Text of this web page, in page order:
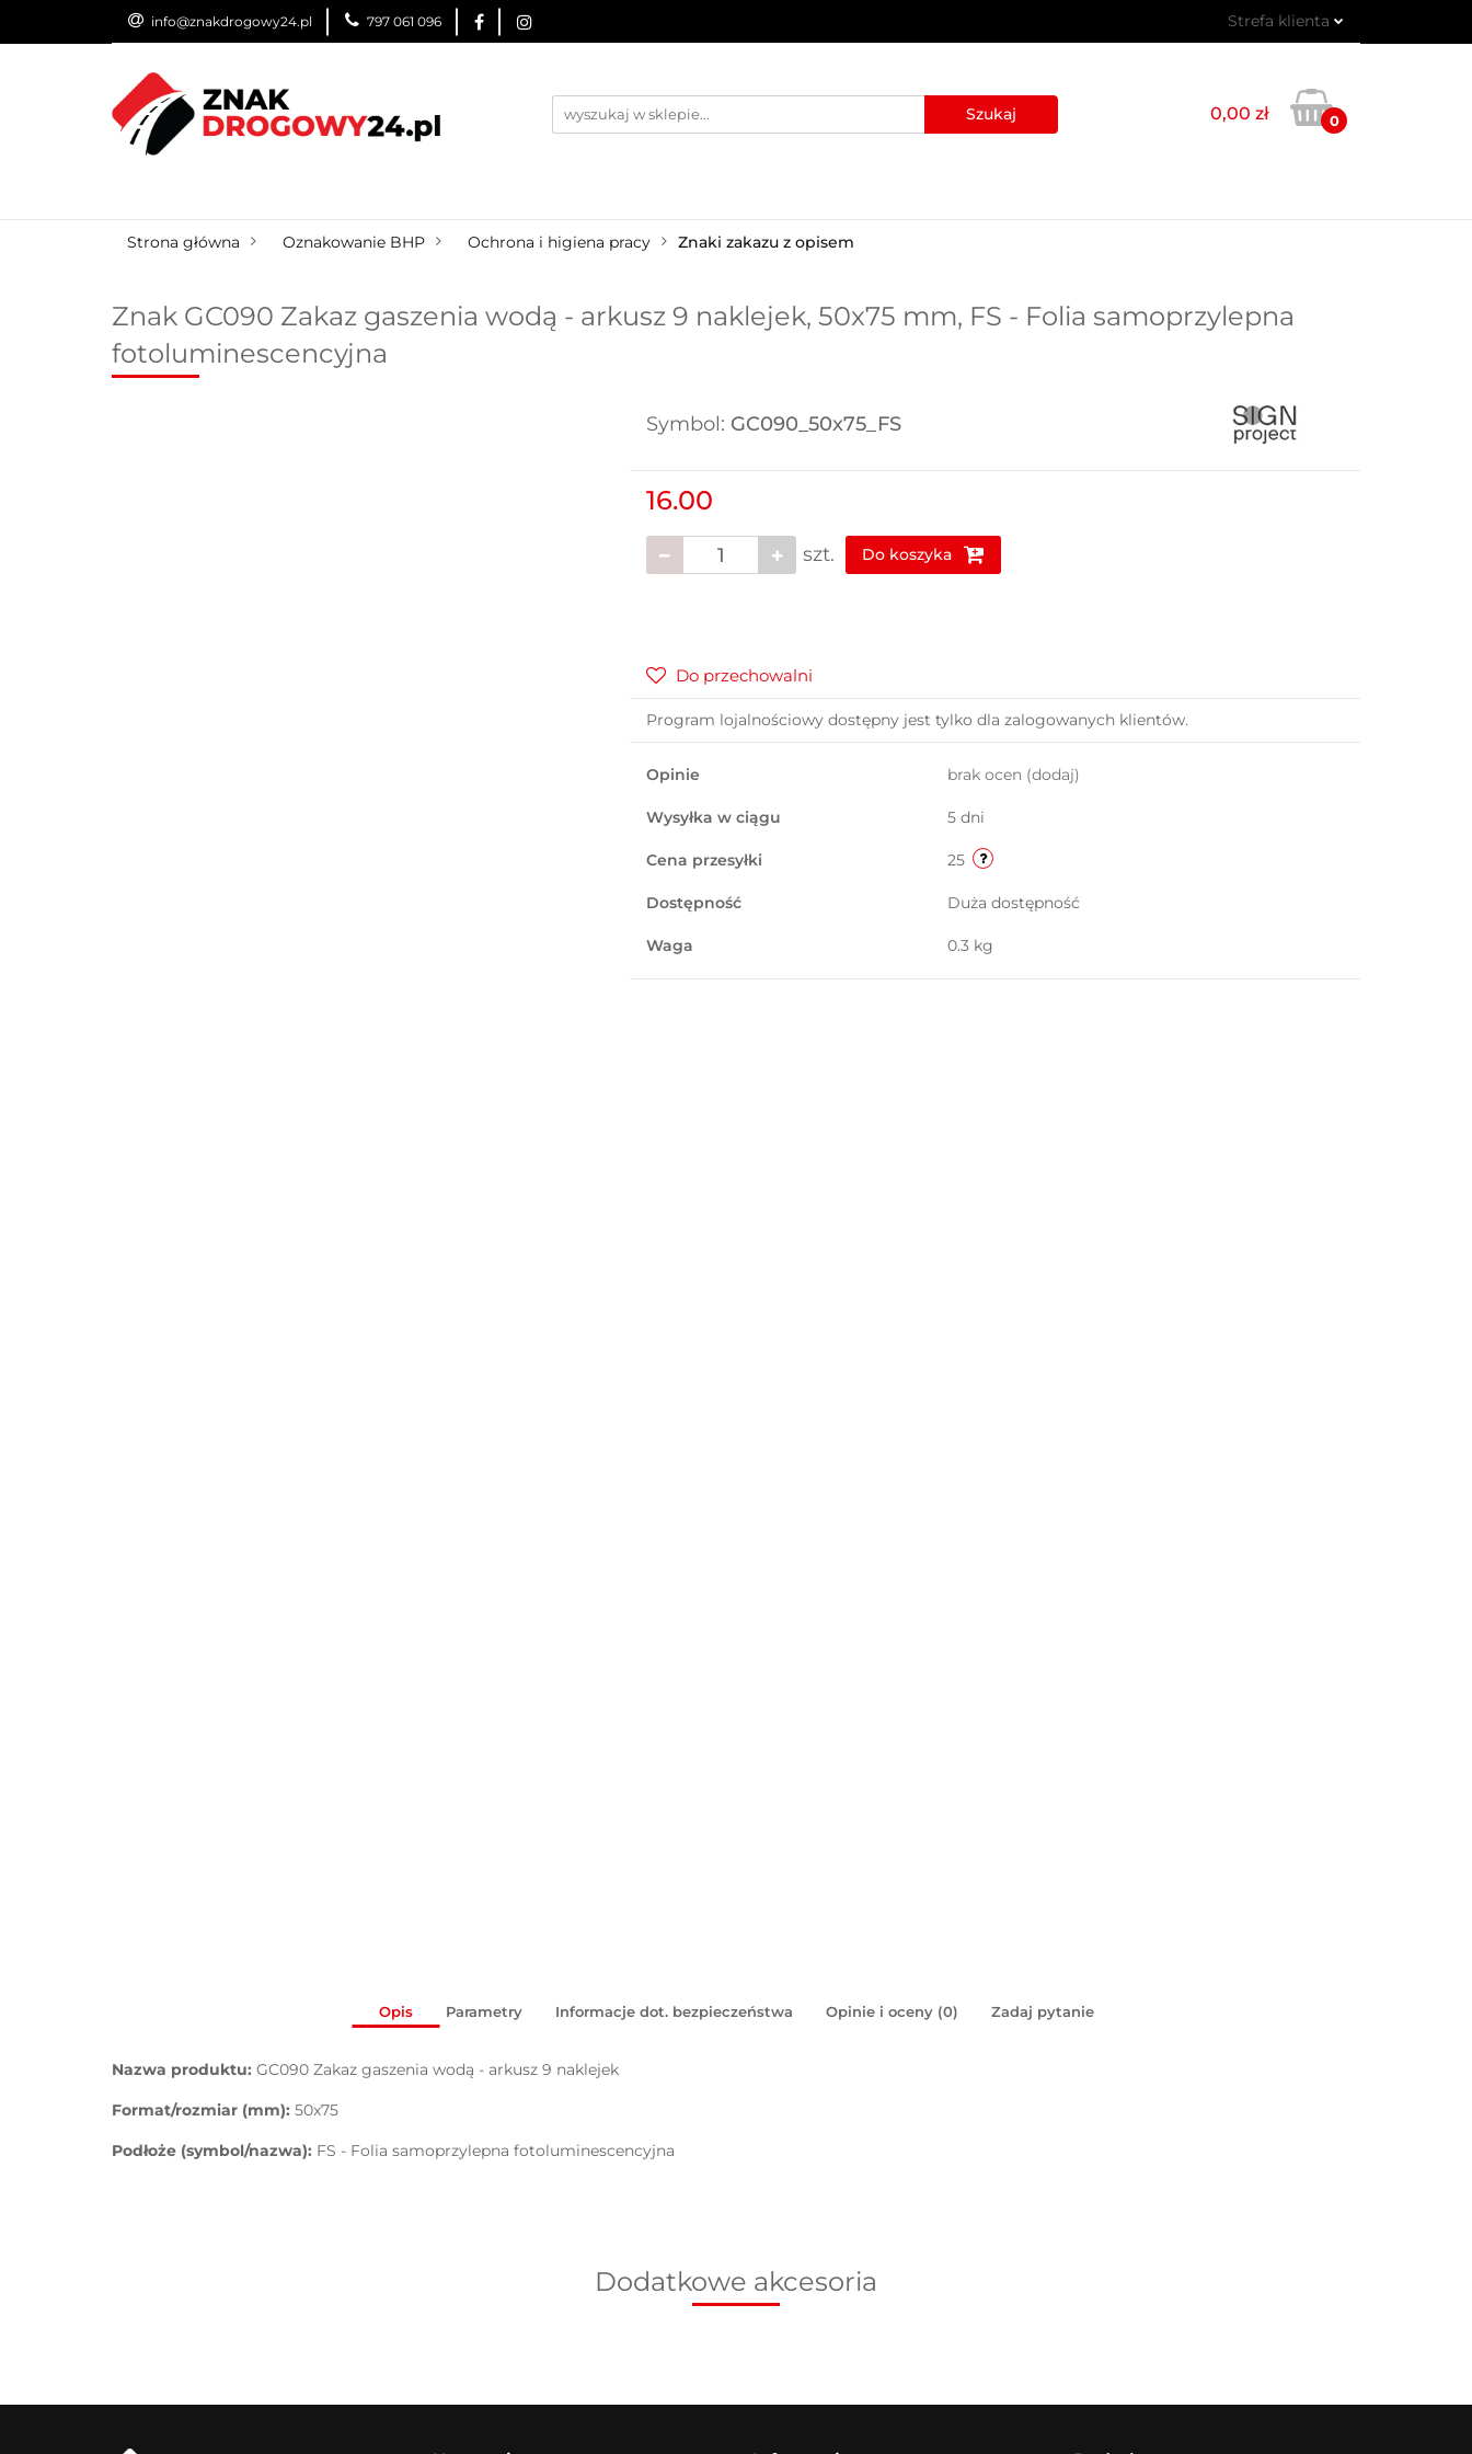
info@znakdrogowy24.pl 797 061 096 Strefa klienta
Zarejestruj się
Dodaj zgłoszenie
0,00 zł 0
ZNAKI DROGOWE URZĄDZENIA BRD
Strona główna Oznakowanie BHP Ochrona i higiena pracy Znaki zakazu z opisem
Znak GC090 Zakaz gaszenia wodą - arkusz 9 naklejek, 50x75 mm, FS - Folia samoprzylepna
fotoluminescencyjna
Symbol: GC090_50x75_FS
16.00
szt. Do koszyka
Do przechowalni
Program lojalnościowy dostępny jest tylko dla zalogowanych klientów.
Opinie brak ocen (dodaj)
Wysyłka w ciągu 5 dni
Cena przesyłki 25
Dostępność Duża dostępność
Waga 0.3 kg
Opis Parametry Informacje dot. bezpieczeństwa Opinie i oceny (0) Zadaj pytanie
Nazwa produktu: GC090 Zakaz gaszenia wodą - arkusz 9 naklejek
Format/rozmiar (mm): 50x75
Podłoże (symbol/nazwa): FS - Folia samoprzylepna fotoluminescencyjna
Dodatkowe akcesoria